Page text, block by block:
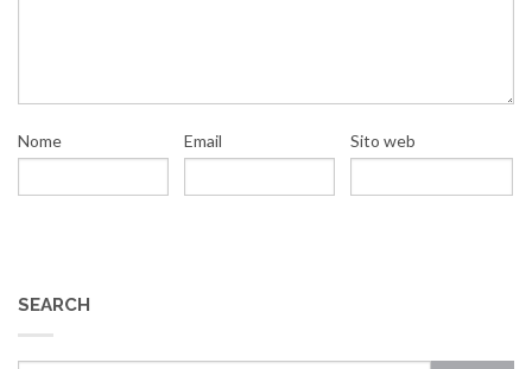
Nome Email Sito web
SEARCH